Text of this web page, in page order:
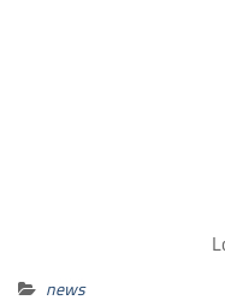
news